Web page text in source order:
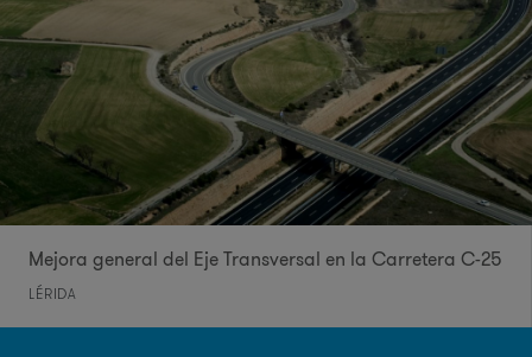
Mejora general del Eje Transversal en la Carretera C-25
LÉRIDA